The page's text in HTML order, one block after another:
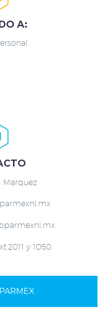
A:
Marquez
y 1050